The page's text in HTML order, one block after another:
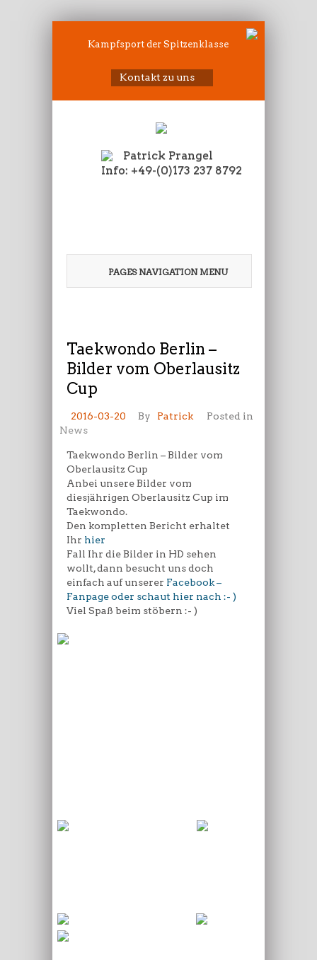
Kampfsport der Spitzenklasse
Kontakt zu uns
Patrick Prangel
Info: +49-(0)173 237 8792
PAGES NAVIGATION MENU
Taekwondo Berlin –
Bilder vom Oberlausitz
Cup
2016-03-20 By Patrick
Posted in
News
Taekwondo Berlin – Bilder vom
Oberlausitz Cup
Anbei unsere Bilder vom
diesjährigen Oberlausitz Cup im
Taekwondo.
Den kompletten Bericht erhaltet
Ihr hier
Fall Ihr die Bilder in HD sehen
wollt, dann besucht uns doch
einfach auf unserer Facebook –
Fanpage oder schaut hier nach :- )
Viel Spaß beim stöbern :- )